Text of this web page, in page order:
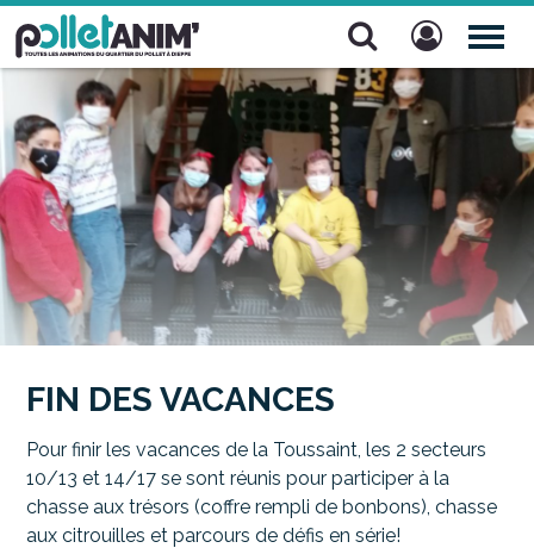
Pollet Anim'
FIN DES VACANCES
Pour finir les vacances de la Toussaint, les 2 secteurs
10/13 et 14/17 se sont réunis pour participer à la
chasse aux trésors (coffre rempli de bonbons), chasse
aux citrouilles et parcours de défis en série!